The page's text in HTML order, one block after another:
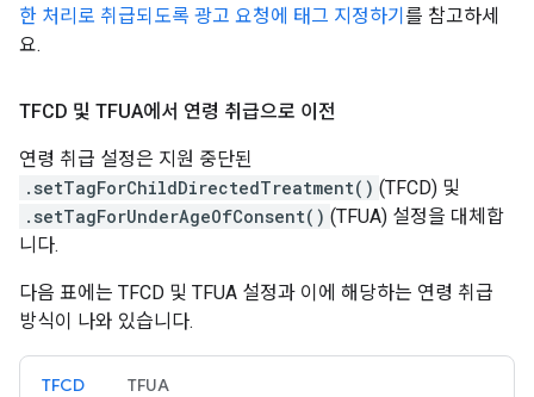
한 처리로 취급되도록 광고 요청에 태그 지정하기 를 참고하세
요.
TFCD 및 TFUA에서 연령 취급으로 이전
연령 취급 설정은 지원 중단된
.setTagForChildDirectedTreatment() (TFCD) 및
.setTagForUnderAgeOfConsent() (TFUA) 설정을 대체합
니다.
다음 표에는 TFCD 및 TFUA 설정과 이에 해당하는 연령 취급
방식이 나와 있습니다.
TFCD TFUA